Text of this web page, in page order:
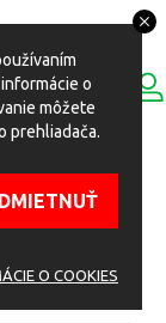
o
môžete
prehliadača.
O COOKIES